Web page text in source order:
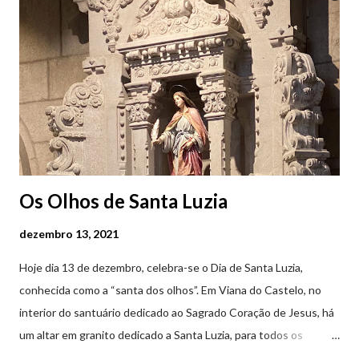
Os Olhos de Santa Luzia
dezembro 13, 2021
Hoje dia 13 de dezembro, celebra-se o Dia de Santa Luzia,
conhecida como a “santa dos olhos”. Em Viana do Castelo, no
interior do santuário dedicado ao Sagrado Coração de Jesus, há
um altar em granito dedicado a Santa Luzia, para todos os